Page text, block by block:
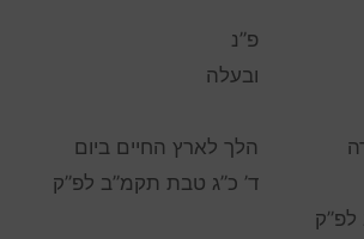
פ”נ
ובעלה
הלך לארץ החיים ביום
ד’ כ”ג טבת תקמ”ב לפ”ק
לפ”ק